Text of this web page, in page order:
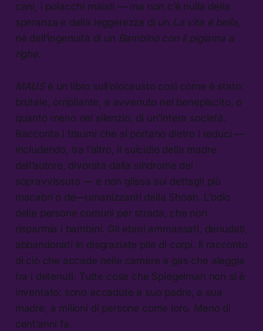
cani, i polacchi maiali — ma non c’è nulla della
speranza e della leggerezza di un La vita è bella,
né dell’ingenuità di un Bambino con il pigiama a
righe.
MAUSè un libro sull’olocausto così come è stato:
brutale, orripilante, e avvenuto nel beneplacito, o
quanto meno nel silenzio, di un’intera società.
Racconta i traumi che si portano dietro i reduci —
includendo, tra l’altro, il suicidio della madre
dell’autore, divorata dalla sindrome del
sopravvissuto — e non glissa sui dettagli più
macabri o de—umanizzanti della Shoah. L’odio
delle persone comuni per strada, che non
risparmia i bambini. Gli ebrei ammassati, denudati,
abbandonati in disgraziate pile di corpi. Il racconto
di ciò che accade nelle camere a gas che aleggia
tra i detenuti. Tutte cose che Spiegelman non si è
inventato: sono accadute a suo padre, a sua
madre, a milioni di persone come loro. Meno di
cent’anni fa.